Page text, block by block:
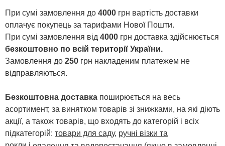
При сумі замовлення до 4000 грн вартість доставки
оплачує покупець за тарифами Нової Пошти.
При сумі замовлення від 4000 грн доставка здійснюється
безкоштовно по всій території України.
Замовлення до 250 грн накладеним платежем не
відправляються.
Безкоштовна доставка поширюється на весь
асортимент, за винятком товарів зі знижками, на які діють
акції, а також товарів, що входять до категорій і всіх
підкатегорій: товари для саду, ручні візки та